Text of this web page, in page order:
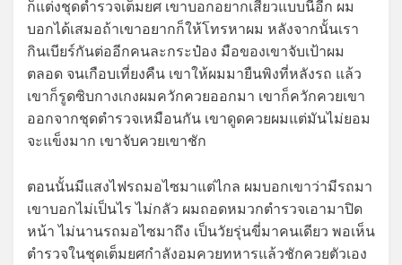
ก็แต่งชุดตำรวจเต็มยศ เขาบอกอยากเสียวแบบนี้อีก ผม
บอกได้เสมอถ้าเขาอยากก็ให้โทรหาผม หลังจากนั้นเรา
กินเบียร์กันต่ออีกคนละกระป๋อง มือของเขาจับเป้าผม
ตลอด จนเกือบเที่ยงคืน เขาให้ผมมายืนพิงที่หลังรถ แล้ว
เขาก็รูดซิบกางเกงผมควักควยออกมา เขาก็ควักควยเขา
ออกจากชุดตำรวจเหมือนกัน เขาดูดควยผมแต่มันไม่ยอม
จะแข็งมาก เขาจับควยเขาชัก
ตอนนั้นมีแสงไฟรถมอไซมาแต่ไกล ผมบอกเขาว่ามีรถมา
เขาบอกไม่เป็นไร ไม่กลัว ผมถอดหมวกตำรวจเอามาปิด
หน้า ไม่นานรถมอไซมาถึง เป็นวัยรุ่นขี่มาคนเดียว พอเห็น
ตำรวจในชุดเต็มยศกำลังอมควยทหารแล้วชักควยตัวเอง